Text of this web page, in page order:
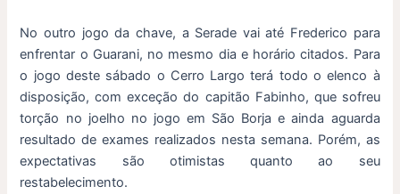
No outro jogo da chave, a Serade vai até Frederico para
enfrentar o Guarani, no mesmo dia e horário citados. Para
o jogo deste sábado o Cerro Largo terá todo o elenco à
disposição, com exceção do capitão Fabinho, que sofreu
torção no joelho no jogo em São Borja e ainda aguarda
resultado de exames realizados nesta semana. Porém, as
expectativas são otimistas quanto ao seu
restabelecimento.